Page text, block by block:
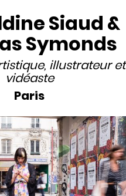
Siaud &
Symonds
, illustrateuret
vidéaste
Paris